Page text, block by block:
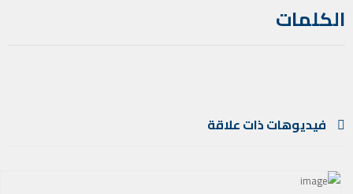
الكلمات
فيديوهات ذات علاقة